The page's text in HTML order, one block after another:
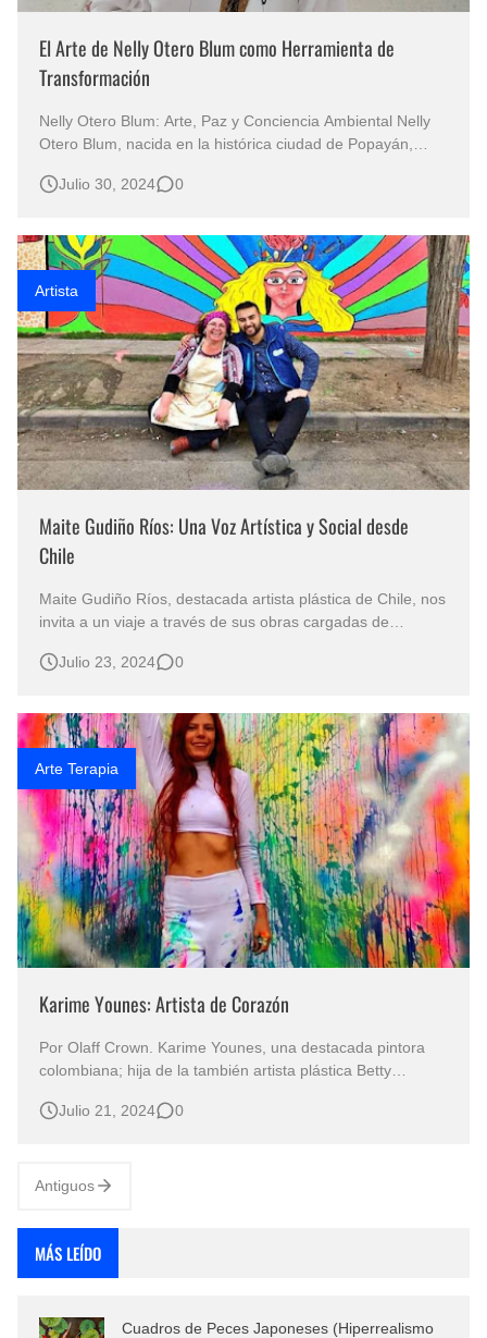
El Arte de Nelly Otero Blum como Herramienta de
Transformación
Nelly Otero Blum: Arte, Paz y Conciencia Ambiental Nelly
Otero Blum, nacida en la histórica ciudad de Popayán,
su compromiso con la paz y la protección del medio
Blum ha dedicado su vida a…
Julio 30, 2024 0
Artista
Maite Gudiño Ríos: Una Voz Artística y Social desde
Chile
Maite Gudiño Ríos, destacada artista plástica de Chile, nos
invita a un viaje a través de sus obras cargadas de
nutre de inspiraciones tanto planificadas como
las mujeres un podero…
Julio 23, 2024 0
Arte Terapia
Karime Younes: Artista de Corazón
Por Olaff Crown. Karime Younes, una destacada pintora
colombiana; hija de la también artista plástica Betty
una marca indeleble en el mundo del arte contemporáneo.
Julio 21, 2024 0
Antiguos
MÁS LEÍDO
Cuadros de Peces Japoneses (Hiperrealismo